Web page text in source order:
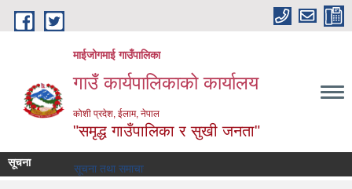
Skip to main content
माईजोगमाई गाउँपालिका
गाउँ कार्यपालिकाको कार्यालय
कोशी प्रदेश, ईलाम, नेपाल
"समृद्ध गाउँपालिका र सुखी जनता"
सूचना सूचना तथा समाचार